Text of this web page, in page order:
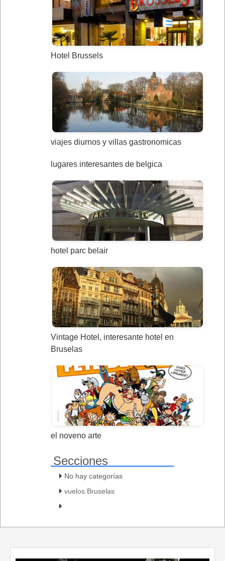
Hotel Brussels
viajes diurnos y villas gastronomicas
lugares interesantes de belgica
hotel parc belair
Vintage Hotel, interesante hotel en
Bruselas
el noveno arte
Secciones
No hay categorías
vuelos Bruselas